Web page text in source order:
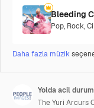
Bleeding
Pop, Rock,
Daha fazla müzik
Yolda acil
The Yuri Arcurs